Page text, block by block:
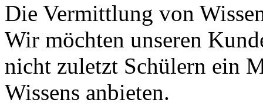
Die Vermittlung von
Wir möchten unseren
nicht zuletzt Schülern ein
Wissens anbieten.